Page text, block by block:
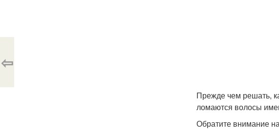
Прежде чем решать,
ломаются волосы
Обратите внимание
⇦